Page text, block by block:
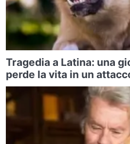
Tragedia a Latina: una
perde la vita in un